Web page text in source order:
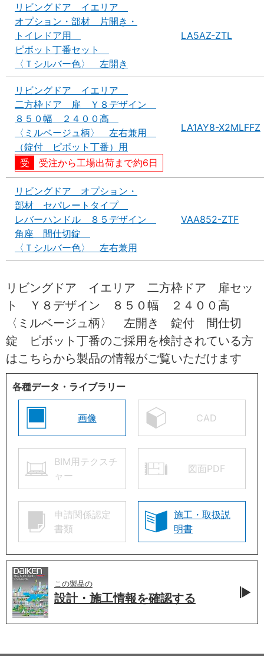
リビングドア イエリア
オプション・部材 片開き・
トイレドア用
ピボット丁番セット
〈Ｔシルバー色〉 左開き
LA5AZ-ZTL
リビングドア イエリア
二方枠ドア 扉 Ｙ８デザイン
８５０幅 ２４００高
〈ミルベージュ柄〉 左右兼用
（錠付 ピボット丁番）用
受注から工場出荷まで約6日
LA1AY8-X2MLFFZ
リビングドア オプション・
部材 セパレートタイプ
レバーハンドル ８５デザイン
角座 間仕切錠
〈Ｔシルバー色〉 左右兼用
VAA852-ZTF
リビングドア イエリア 二方枠ドア 扉セッ
ト Ｙ８デザイン ８５０幅 ２４００高
〈ミルベージュ柄〉 左開き 錠付 間仕切
錠 ピボット丁番のご採用を検討されている方
はこちらから製品の情報がご覧いただけます
各種データ・ライブラリー
画像 CAD
BIM用テクスチ
ャー
図面PDF
申請関係認定
書類
施工・取扱説
明書
この製品の
設計・施工情報を確認する